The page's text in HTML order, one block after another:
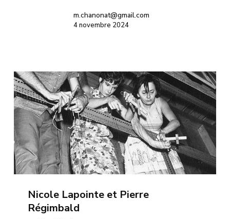
m.chanonat@gmail.com
4 novembre 2024
Nicole Lapointe et Pierre
Régimbald